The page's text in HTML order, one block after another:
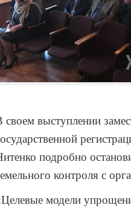
своем выступлении
подробно
контроля с
модели